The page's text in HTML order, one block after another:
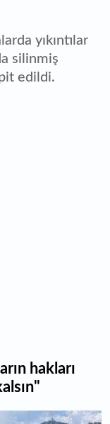
yıkıntılar
silinmiş
edildi.
hakları